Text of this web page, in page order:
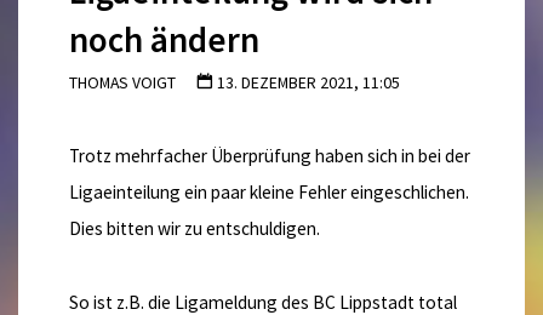
noch ändern
THOMAS VOIGT 13. DEZEMBER 2021, 11:05
Trotz mehrfacher Überprüfung haben sich in bei der
Ligaeinteilung ein paar kleine Fehler eingeschlichen.
Dies bitten wir zu entschuldigen.
So ist z.B. die Ligameldung des BC Lippstadt total